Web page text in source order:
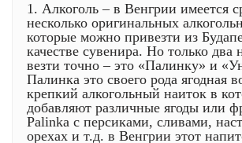
1. Алкоголь – в Венгрии имеется
несколько оригинальных
которые можно привезти из
качестве сувенира. Но только два
везти точно – это «Палинку» и
Палинка это своего рода ягодная
крепкий алкогольный наиток в
добавляют различные ягоды или
Palinka с персиками, сливами,
орехах и т.д. в Венгрии этот